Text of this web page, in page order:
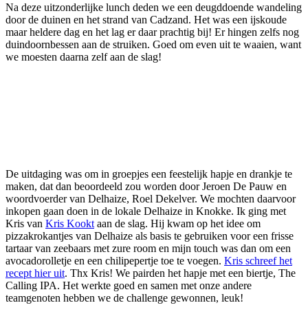
Na deze uitzonderlijke lunch deden we een deugddoende wandeling
door de duinen en het strand van Cadzand. Het was een ijskoude
maar heldere dag en het lag er daar prachtig bij! Er hingen zelfs nog
duindoornbessen aan de struiken. Goed om even uit te waaien, want
we moesten daarna zelf aan de slag!
De uitdaging was om in groepjes een feestelijk hapje en drankje te
maken, dat dan beoordeeld zou worden door Jeroen De Pauw en
woordvoerder van Delhaize, Roel Dekelver. We mochten daarvoor
inkopen gaan doen in de lokale Delhaize in Knokke. Ik ging met
Kris van Kris Kookt aan de slag. Hij kwam op het idee om
pizzakrokantjes van Delhaize als basis te gebruiken voor een frisse
tartaar van zeebaars met zure room en mijn touch was dan om een
avocadorolletje en een chilipepertje toe te voegen. Kris schreef het
recept hier uit. Thx Kris! We pairden het hapje met een biertje, The
Calling IPA. Het werkte goed en samen met onze andere
teamgenoten hebben we de challenge gewonnen, leuk!